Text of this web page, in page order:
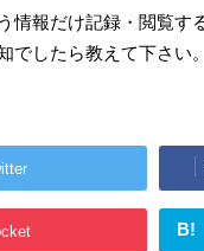
情報だけ記録・閲覧す
でしたら教えて下さい。
B!